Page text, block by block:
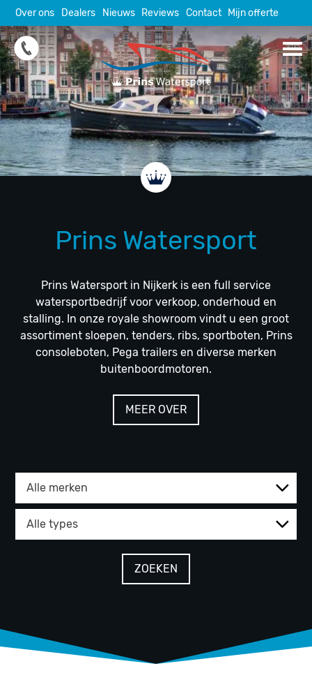
Skip
to
content
Over ons Dealers Nieuws Reviews Contact Mijn offerte
Prins Watersport
Prins Watersport in Nijkerk is een full service
watersportbedrijf voor verkoop, onderhoud en
stalling. In onze royale showroom vindt u een groot
assortiment sloepen, tenders, ribs, sportboten, Prins
consoleboten, Pega trailers en diverse merken
buitenboordmotoren.
MEER OVER
ZOEKEN